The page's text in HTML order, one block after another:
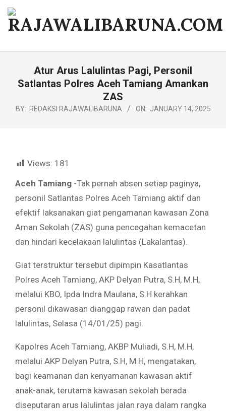
Skip
content
Primary
Atur Arus Lalulintas Pagi, Personil
Satlantas Polres Aceh Tamiang Amankan
ZAS
BY: REDAKSI RAJAWALIBARUNA ON: JANUARY 14, 2025
Views: 181
Aceh Tamiang -Tak pernah absen setiap paginya,
personil Satlantas Polres Aceh Tamiang aktif dan
efektif laksanakan giat pengamanan kawasan Zona
Aman Sekolah (ZAS) guna pencegahan kemacetan
dan hindari kecelakaan lalulintas (Lakalantas).
Giat terstruktur tersebut dipimpin Kasatlantas
Polres Aceh Tamiang, AKP Delyan Putra, S.H, M.H,
melalui KBO, Ipda Indra Maulana, S.H kerahkan
personil dikawasan dianggap rawan dan padat
lalulintas, Selasa (14/01/25) pagi.
Kapolres Aceh Tamiang, AKBP Muliadi, S.H, M.H,
melalui AKP Delyan Putra, S.H, M.H, mengatakan,
bagi keamanan dan kenyamanan kawasan aktif
anak-anak, terutama kawasan sekolah berada
diseputaran arus lalulintas jalan raya dalam rangka